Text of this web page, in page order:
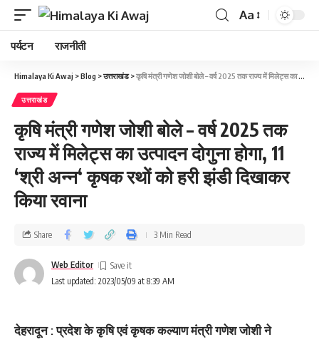
Aa
पर्यटन राजनीती
Himalaya Ki Awaj >Blog >उत्तराखंड>कृषि मंत्री गणेश जोशी बोले – वर्ष 2025 तक राज्य में मिलेट्स का उत्पादन दोगुना होगा, 11 ‘श्री अन्न‘ कृषक रथों को हरी झंडी दिखाकर किया रवाना
उत्तराखंड
कृषि मंत्री गणेश जोशी बोले – वर्ष 2025 तक
राज्य में मिलेट्स का उत्पादन दोगुना होगा, 11
‘श्री अन्न‘ कृषक रथों को हरी झंडी दिखाकर
किया रवाना
Last updated: 2023/05/09 at 8:39 AM
Web Editor
Share 3 Min Read
देहरादून : प्रदेश के कृषि एवं कृषक कल्याण मंत्री गणेश जोशी ने